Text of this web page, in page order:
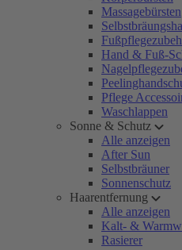
Massagebürsten
Hand & Fuß-
Pflege
Waschlappen
Sonne & Schutz
Alle anzeigen
After Sun
Selbstbräuner
Sonnenschutz
Haarentfernung
Alle anzeigen
Kalt- &
Rasierer